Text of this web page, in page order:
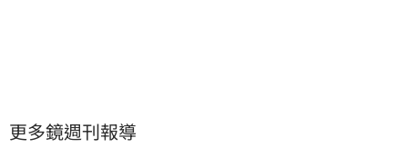
更多鏡週刊報導